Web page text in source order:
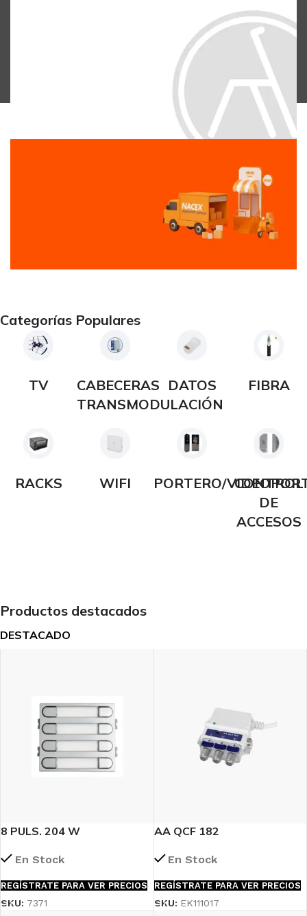
HORAS. GASTOS DE ENVÍO A
PARTIR DE 200,00€
Categorías Populares
TV
CABECERAS
TRANSMODULACIÓN
DATOS FIBRA
RACKS WIFI PORTERO/ CONTROL
DE
ACCESOS
Productos destacados
DESTACADO
8 PULS. 204 W
En Stock
REGÍSTRATE PARA VER PRECIOS
SKU: 7371
AA QCF 182
En Stock
REGÍSTRATE PARA VER PRECIOS
SKU: EK111017